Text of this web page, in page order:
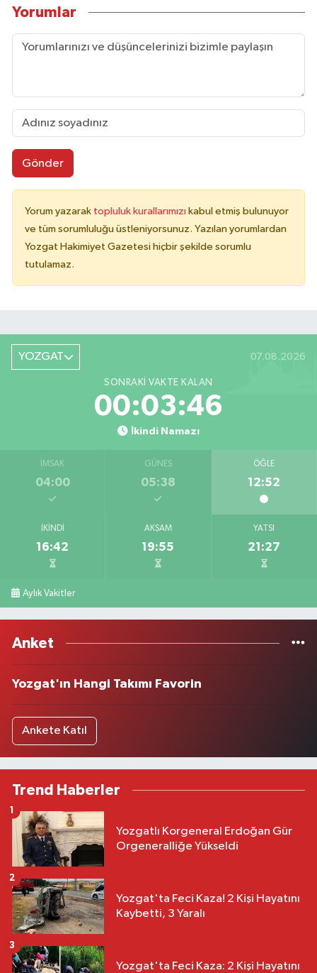
Yorumlar
Gönder
Yorum yazarak topluluk kurallarımızı kabul etmiş bulunuyor
ve tüm sorumluluğu üstleniyorsunuz. Yazılan yorumlardan
Yozgat Hakimiyet Gazetesi hiçbir şekilde sorumlu
tutulamaz.
YOZGAT 07.08.2026
SONRAKI VAKTE KALAN
00:03:46
İkindi Namazı
İMSAK
04:00
GÜNEŞ
05:38
ÖĞLE
12:52
İKINDI
16:42
AKŞAM
19:55
YATSI
21:27
Aylık Vakitler
Anket
Yozgat'ın Hangi Takımı Favorin
Ankete Katıl
Trend Haberler
Yozgatlı Korgeneral Erdoğan Gür
Orgeneralliğe Yükseldi
1
Yozgat'ta Feci Kaza! 2 Kişi Hayatını
Kaybetti, 3 Yaralı
2
Yozgat'ta Feci Kaza: 2 Kişi Hayatını
3